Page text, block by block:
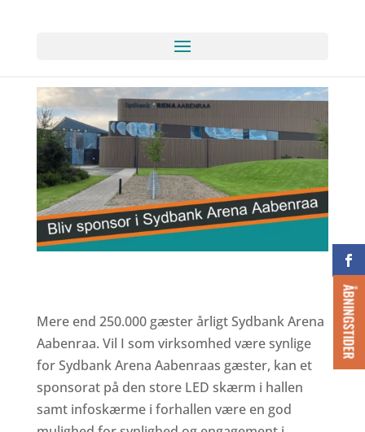
ÅBNINGSTIDER
Mere end 250.000 gæster årligt Sydbank Arena
Aabenraa. Vil I som virksomhed være synlige
for Sydbank Arena Aabenraas gæster, kan et
sponsorat på den store LED skærm i hallen
samt infoskærme i forhallen være en god